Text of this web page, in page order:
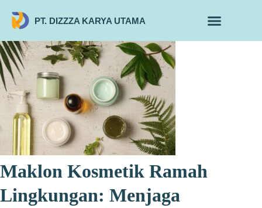
PT. DIZZZA KARYA UTAMA
Maklon Kosmetik Ramah
Lingkungan: Menjaga